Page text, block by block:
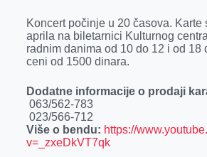
Koncert počinje u 20 časova. Karte
aprila na biletarnici Kulturnog
radnim danima od 10 do 12 i od 18
ceni od 1500 dinara.
Dodatne informacije o prodaji
063/562-783
023/566-712
Više o bendu: https://
v=_zxeDkVT7qk